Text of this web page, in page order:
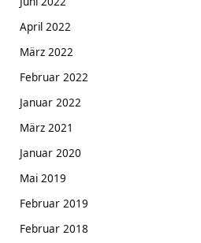
April 2022
März 2022
Februar 2022
Januar 2022
März 2021
Januar 2020
Mai 2019
Februar 2019
Februar 2018